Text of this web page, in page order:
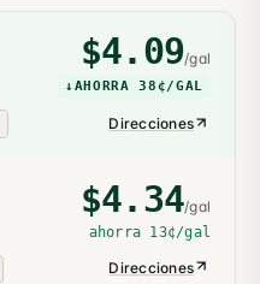
$4.09/gal
↓ AHORRA 38¢/GAL
Direcciones
$4.34/gal
ahorra 13¢/gal
Direcciones